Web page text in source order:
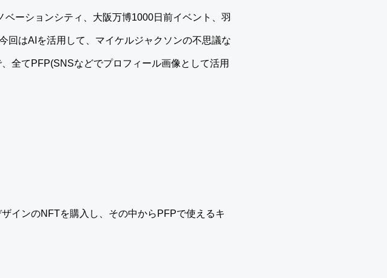
ーションシティ、大阪万博1000日前イベント、羽
回はAIを活用して、マイケルジャクソンの不思議な
全てPFP(SNSなどでプロフィール画像として活用
インのNFTを購入し、その中からPFPで使えるキ